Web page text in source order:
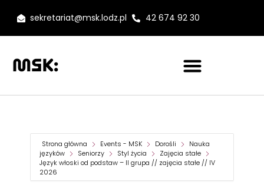
sekretariat@msk.lodz.pl 42 674 92 30
Strona główna Events - MSK Dorośli
Nauka
języków
Seniorzy Styl życia
Zajęcia stałe
Język włoski od podstaw – II grupa // zajęcia stałe // IV
2026